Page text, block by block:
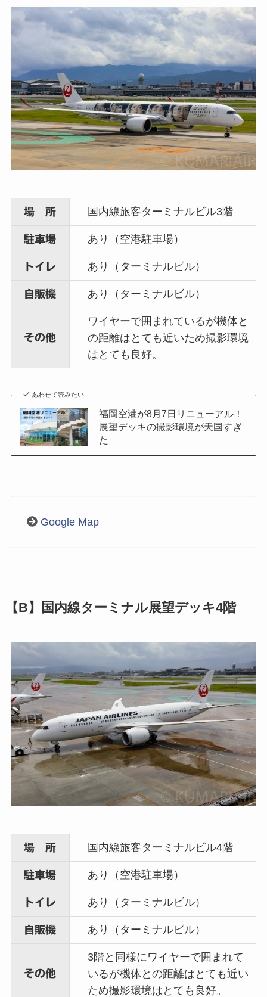
場 所 国内線旅客ターミナルビル3階
駐車場 あり（空港駐車場）
トイレ あり（ターミナルビル）
自販機 あり（ターミナルビル）
その他
ワイヤーで囲まれているが機体と
の距離はとても近いため撮影環境
はとても良好。
あわせて読みたい
福岡空港が8月7日リニューアル！
展望デッキの撮影環境が天国すぎ
た
Google Map
【B】国内線ターミナル展望デッキ4階
場 所 国内線旅客ターミナルビル4階
駐車場 あり（空港駐車場）
トイレ あり（ターミナルビル）
自販機 あり（ターミナルビル）
その他
3階と同様にワイヤーで囲まれて
いるが機体との距離はとても近い
ため撮影環境はとても良好。